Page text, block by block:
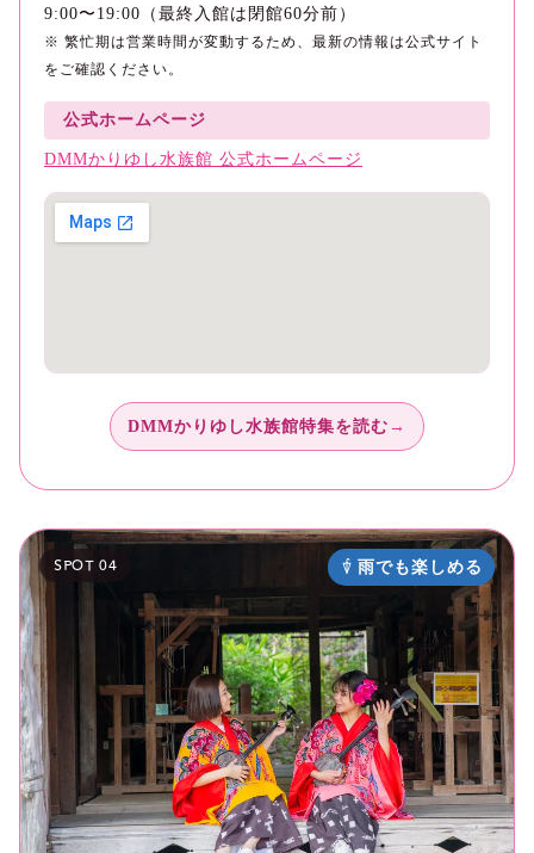
9:00〜19:00（最終入館は閉館60分前）
※ 繁忙期は営業時間が変動するため、最新の情報は公式サイト
をご確認ください。
公式ホームページ
DMMかりゆし水族館 公式ホームページ
DMMかりゆし水族館特集を読む
SPOT 04 雨でも楽しめる